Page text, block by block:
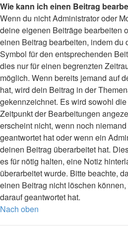
Wie kann ich einen Beitrag
Wenn du nicht Administrator oder
deine eigenen Beiträge bearbeiten
einen Beitrag bearbeiten, indem du
Symbol für den entsprechenden
dies nur für einen begrenzten
möglich. Wenn bereits jemand auf
hat, wird dein Beitrag in der
gekennzeichnet. Es wird sowohl
Zeitpunkt der Bearbeitungen
erscheint nicht, wenn noch
geantwortet hat oder wenn ein
deinen Beitrag überarbeitet hat.
es für nötig halten, eine Notiz
überarbeitet wurde. Bitte beachte,
einen Beitrag nicht löschen
darauf geantwortet hat.
Nach oben